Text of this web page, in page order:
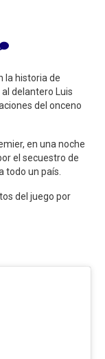
la historia de
delantero Luis
del onceno
en una noche
el secuestro de
todo un país.
del juego por